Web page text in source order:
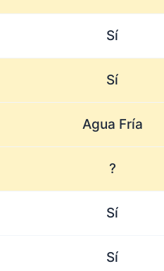
Sí
Sí
Agua Fría
?
Sí
Sí